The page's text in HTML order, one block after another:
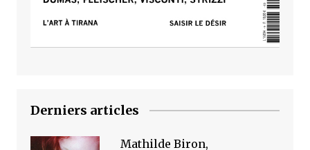
Derniers articles
Mathilde Biron,